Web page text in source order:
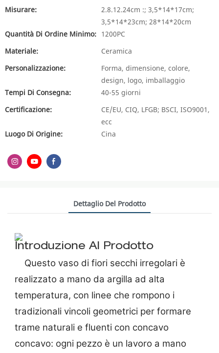
Misurare:
2.8.12.24cm :; 3,5*14*17cm;
3,5*14*23cm; 28*14*20cm
Quantità Di Ordine Minimo: 1200PC
Materiale:
Ceramica
Personalizzazione:
Forma, dimensione, colore,
design, logo, imballaggio
Tempi Di Consegna:
40-55 giorni
Certificazione:
CE/EU, CIQ, LFGB; BSCI, ISO9001,
ecc
Luogo Di Origine:
Cina
Dettaglio Del Prodotto
Introduzione Al Prodotto
Questo vaso di fiori secchi irregolari è
realizzato a mano da argilla ad alta
temperatura, con linee che rompono i
tradizionali vincoli geometrici per formare
trame naturali e fluenti con concavo
concavo: ogni pezzo è un lavoro a mano